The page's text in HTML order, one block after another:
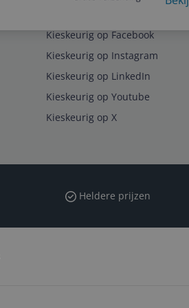
Kieskeurig op Facebook
Kieskeurig op Instagram
Kieskeurig op LinkedIn
Kieskeurig op Youtube
Kieskeurig op X
Heldere prijzen